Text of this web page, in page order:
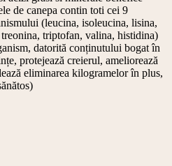
de canepa contin toti cei 9
(leucina, isoleucina, lisina,
triptofan, valina, histidina)
datorită conținutului bogat în
protejează creierul, ameliorează
eliminarea kilogramelor în plus,